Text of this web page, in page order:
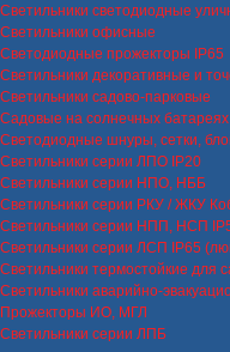
Светильники светодиодные
Светильники офисные
Светодиодные прожекторы IP65
Светильники декоративные и
Светильники садово-парковые
Садовые на солнечных батареях
Светодиодные шнуры, сетки,
Светильники серии ЛПО IP20
Светильники серии НПО, НББ
Светильники серии РКУ / ЖКУ
Светильники серии НПП, НСП
Светильники серии ЛСП IP65
Светильники термостойкие для
Светильники аварийно-
Прожекторы ИО, МГЛ
Светильники серии ЛПБ